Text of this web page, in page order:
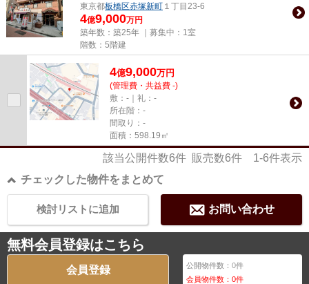
東京都板橋区赤塚新町 １丁目23-6
4億9,000万円
築年数：築25年 ｜募集中： 1室
階数：5階建
4億9,000万円
(管理費・共益費 -)
敷：-｜礼：-
所在階：-
間取り：-
面積：598.19㎡
該当公開件数6件 販売数6件 1-6件表示
チェックした物件をまとめて
お問い合わせ
検討リストに追加
無料会員登録はこちら
会員登録 公開物件数：0件
会員物件数：0件